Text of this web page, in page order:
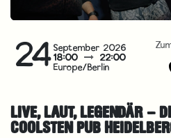
24September 2026
18:00 22:00
Europe/Berlin
LIVE, LAUT, LEGENDÄR –
COOLSTEN PUB